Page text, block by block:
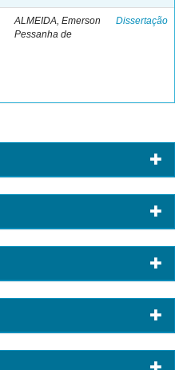
ALMEIDA, Emerson
Pessanha de
Dissertação